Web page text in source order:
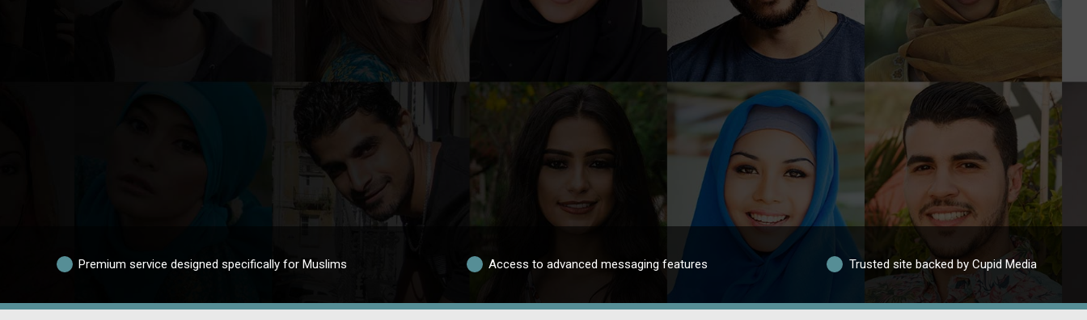
Premium service designed specifically for Muslims Access to advanced messaging features Trusted site backed by Cupid Media